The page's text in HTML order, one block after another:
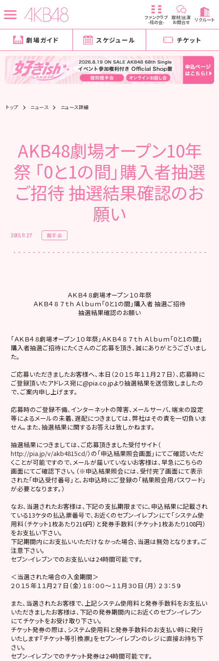
ファンクラブ
-柱の会-
取材/出演
お問合せ リクルート
劇場ガイド スケジュール チケット
トップ ニュース ニュース詳細
AKB48劇場オープン10年
祭 「0と1の間」購入者抽選
ご招待 抽選結果確認のお
願い
2015.11.27 握手会
ＡＫＢ４８劇場オープン１０年祭
ＡＫＢ４８ ７ｔｈ Ａｌｂｕｍ「0と1の間」購入者 抽選ご招待
抽選結果確認のお願い
「ＡＫＢ４８劇場オープン１０年祭」ＡＫＢ４８ ７ｔｈ Ａｌｂｕｍ「0と1の間」
購入者抽選ご招待にたくさんのご応募を頂き、誠にありがとうございまし
た。
ご応募いただきましたお客様へ、本日（２０１５年１１月２７日）、応募時に
ご登録頂いたアドレス宛に@pia.co.jpより抽選結果を送信致しましたの
で、ご案内申し上げます。
応募時のご登録不備、インターネットの障害、メールサーバ、端末の設定
等によるメールの未着、遅配につきましては、弊社はその責を一切負いま
せん。また、抽選結果に関するお答えは致しかねます。
抽選結果につきましては、ご応募頂きました受付サイト（
http://pia.jp/v/akb4815cd/）の「申込結果照会画面」にてご確認いただ
くことが可能ですので、メールが届いていないお客様は、早急にこちらの
画面にてご確認下さい。（※申込結果照会には、受付完了画面にて表示
された「申込受付番号」と、お申込時にご登録の「結果照会用パスワード」
が必要となります。）
なお、当選されたお客様は、下記の支払期限までに、申込結果に記載され
ている13ケタの払込票番号で、お近くのセブン-イレブンにて「システム使
用料（チケット1枚あたり216円）と発券手数料（チケット1枚あたり108円）
をお支払い下さい。
下記期間内にお支払いいただけなかった場合、当選は無効となります。ご
注意下さい。
セブン-イレブンでのお支払いは24時間可能です。
＜当選された場合の入金期間＞
２０１５年１１月２７日（金）１８：００～１１月３０日（月） ２３：５９
また、当選されたお客様で、上記システム使用料と発券手数料をお支払い
いただきましたお客様は、下記の発券期間内にお近くのセブン-イレブン
にてチケットをお受け取り下さい。
チケット発券の際は、システム使用料と発券手数料のお支払い時に発行
いたします『チケット等引換票』をセブン-イレブンのレジに直接お持ち下
さい。
セブン-イレブンでのチケット発券は24時間可能です。